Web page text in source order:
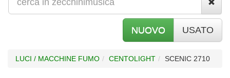
NUOVO USATO
LUCI / MACCHINE FUMO CENTOLIGHT SCENIC 2710